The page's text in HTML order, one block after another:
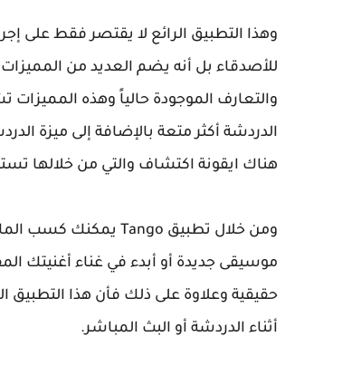
وهذا التطبيق الرائع لا يقتصر فقط على
للأصدقاء بل أنه يضم العديد من
والتعارف الموجودة حالياً وهذه
هناك ايقونة اكتشاف والتي من خلالها
ومن خلال تطبيق Tango يمكنك كسب
موسيقى جديدة أو أبدء في غناء أغنيتك
حقيقية وعلاوة على ذلك فأن هذا
أثناء الدردشة أو البث المباشر.